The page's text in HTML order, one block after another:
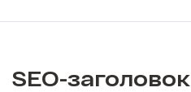
SEO-заголовок